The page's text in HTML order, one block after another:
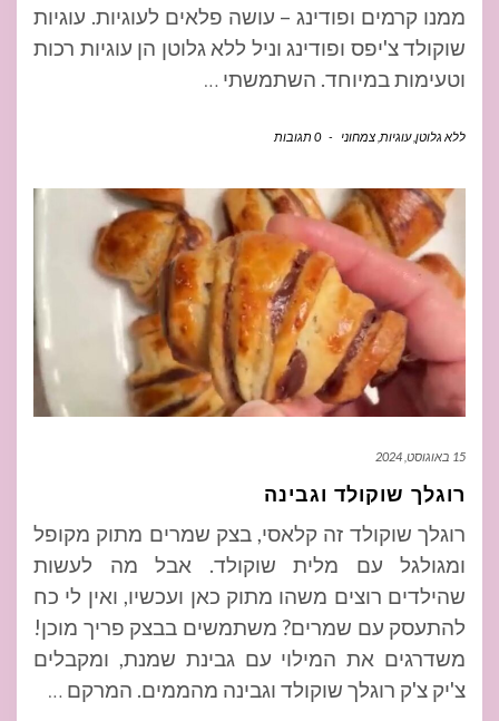
ממנו קרמים ופודינג – עושה פלאים לעוגיות. עוגיות
שוקולד צ'יפס ופודינג וניל ללא גלוטן הן עוגיות רכות
וטעימות במיוחד. השתמשתי …
ללא גלוטן ,עוגיות צמחוני - 0 תגובות
15 באוגוסט, 2024
רוגלך שוקולד וגבינה
רוגלך שוקולד זה קלאסי, בצק שמרים מתוק מקופל
ומגולגל עם מלית שוקולד. אבל מה לעשות
שהילדים רוצים משהו מתוק כאן ועכשיו, ואין לי כח
להתעסק עם שמרים? משתמשים בבצק פריך מוכן!
משדרגים את המילוי עם גבינת שמנת, ומקבלים
צ'יק צ'ק רוגלך שוקולד וגבינה מהממים. המרקם …